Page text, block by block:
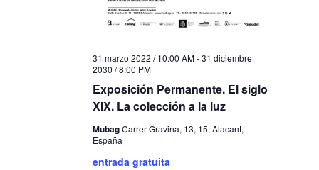
Exposición Permanente. El siglo
XIX. La colección a la luz
31 marzo 2022 / 10:00 AM-31 diciembre
2030 / 8:00 PM
MubagCarrer Gravina, 13, 15, Alacant,
España
entrada gratuita